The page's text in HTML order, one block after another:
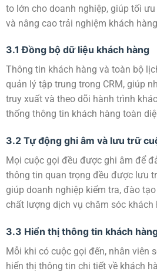
to lớn cho doanh nghiệp, giúp tối
và nâng cao trải nghiệm khách
3.1 Đồng bộ dữ liệu khách hàng
Thông tin khách hàng và toàn bộ
quản lý tập trung trong CRM, giúp
truy xuất và theo dõi hành trình
thống thông tin khách hàng toàn
3.2 Tự động ghi âm và lưu trữ
Mọi cuộc gọi đều được ghi âm để
thông tin quan trọng đều được lưu
giúp doanh nghiệp kiểm tra, đào
chất lượng dịch vụ chăm sóc khách
3.3 Hiển thị thông tin khách
Mỗi khi có cuộc gọi đến, nhân viên
hiển thị thông tin chi tiết về khách